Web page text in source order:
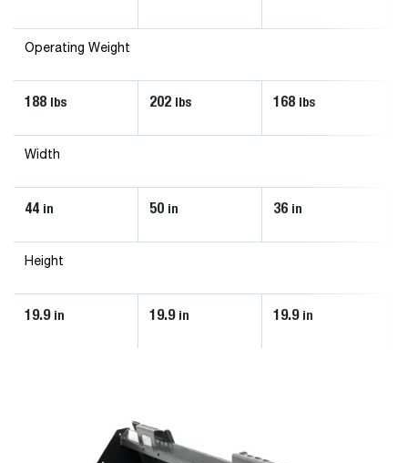
Operating Weight
188 lbs 202 lbs 168 lbs
Width
44 in 50 in 36 in
Height
19.9 in 19.9 in 19.9 in